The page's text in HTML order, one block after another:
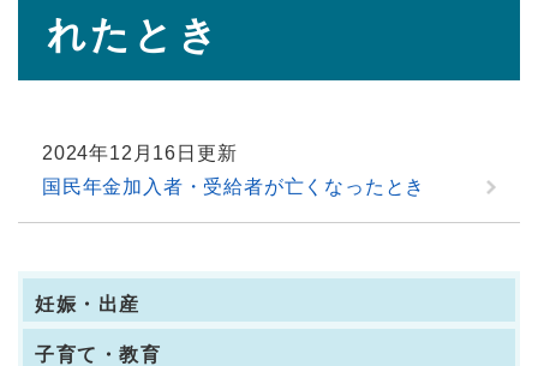
れたとき
2024年12月16日更新
国民年金加入者・受給者が亡くなったとき
妊娠・出産
子育て・教育